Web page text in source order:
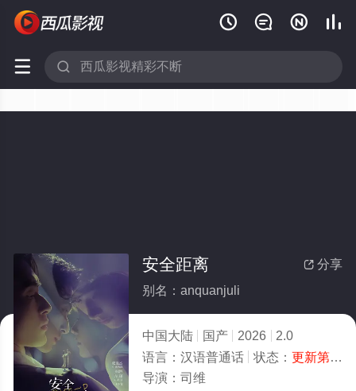
   
 
 分享
安全距离
别名：anquanjuli
中国大陆 国产 2026
2.0
语言： 汉语普通话 状态： 更新第24集
导演： 司维